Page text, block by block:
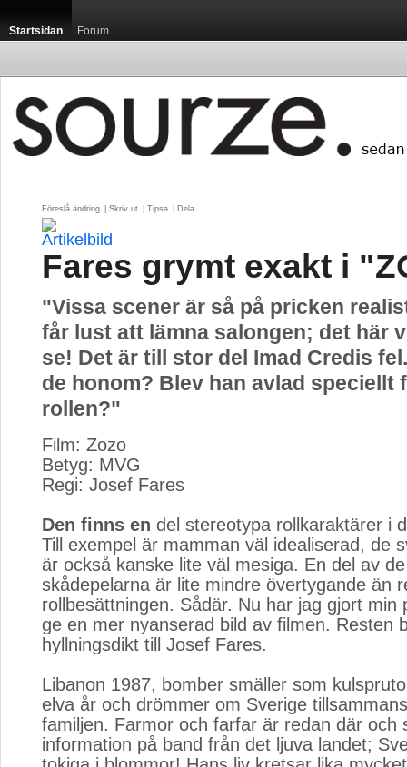
Startsidan Forum
Föreslå ändring Skriv ut Tipsa Dela
Fares grymt exakt i
"Vissa scener är så på pricken
får lust att lämna salongen; det här
se! Det är till stor del Imad Credis
de honom? Blev han avlad speciellt
rollen?"
Film: Zozo
Betyg: MVG
Regi: Josef Fares
Den finns en del stereotypa rollkaraktärer i
Till exempel är mamman väl idealiserad, de
är också kanske lite väl mesiga. En del av
skådepelarna är lite mindre övertygande än
rollbesättningen. Sådär. Nu har jag gjort min
ge en mer nyanserad bild av filmen. Resten
hyllningsdikt till Josef Fares.
Libanon 1987, bomber smäller som
elva år och drömmer om Sverige
familjen. Farmor och farfar är redan där och
information på band från det ljuva landet;